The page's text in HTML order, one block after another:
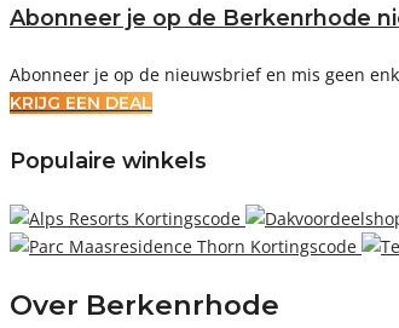
Abonneer je op de Berkenrhode
Abonneer je op de nieuwsbrief en mis geen
KRIJG EEN DEAL
Populaire winkels
Over Berkenrhode